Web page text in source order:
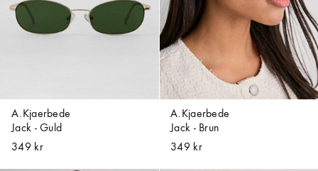
A.Kjaerbede
Jack - Guld
349 kr
A.Kjaerbede
Jack - Brun
349 kr